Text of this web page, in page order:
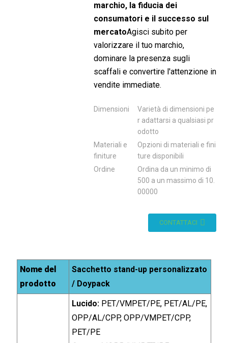
marchio, la fiducia dei
consumatori e il successo sul
mercatoAgisci subito per
valorizzare il tuo marchio,
dominare la presenza sugli
scaffali e convertire l'attenzione in
vendite immediate.
Dimensioni
Varietà di dimensioni pe
r adattarsi a qualsiasi pr
odotto
Materiali e
finiture
Opzioni di materiali e fini
ture disponibili
Ordine
Ordina da un minimo di
500 a un massimo di 10.
00000
CONTATTACI
Nome del
prodotto
Sacchetto stand-up personalizzato
/ Doypack
Lucido:PET/VMPET/PE, PET/AL/PE,
OPP/AL/CPP, OPP/VMPET/CPP,
PET/PE